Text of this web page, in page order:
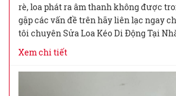
rè, loa phát ra âm thanh không được
gặp các vấn đề trên hãy liên lạc ngay
tôi chuyên Sửa Loa Kéo Di Động Tại
Xem chi tiết